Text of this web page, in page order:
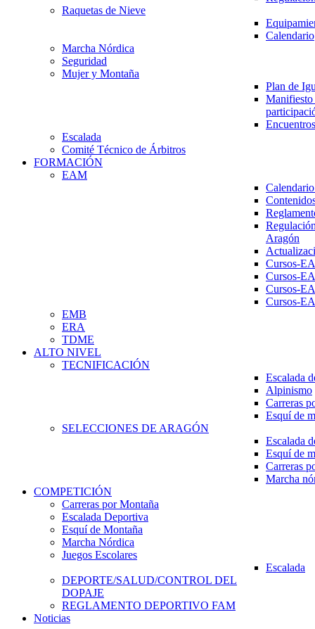
Raquetas de Nieve
Calendario
Marcha Nórdica
Seguridad
Mujer y Montaña
Plan de
Escalada
Comité Técnico de Árbitros
FORMACIÓN
EAM
Aragón
Cursos-
Cursos-
Cursos-
Cursos-
EMB
ERA
TDME
ALTO NIVEL
TECNIFICACIÓN
Escalada
Alpinismo
Carreras
Esquí de
SELECCIONES DE ARAGÓN
Escalada
Esquí de
Carreras
Marcha
COMPETICIÓN
Carreras por Montaña
Escalada Deportiva
Esquí de Montaña
Marcha Nórdica
Juegos Escolares
Escalada
DEPORTE/SALUD/CONTROL DEL
DOPAJE
REGLAMENTO DEPORTIVO FAM
Noticias